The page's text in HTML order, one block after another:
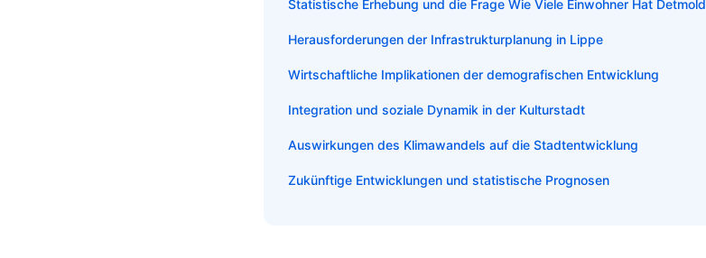
Statistische Erhebung und die Frage Wie Viele Einwohner Hat Detmold
Herausforderungen der Infrastrukturplanung in Lippe
Wirtschaftliche Implikationen der demografischen Entwicklung
Integration und soziale Dynamik in der Kulturstadt
Auswirkungen des Klimawandels auf die Stadtentwicklung
Zukünftige Entwicklungen und statistische Prognosen